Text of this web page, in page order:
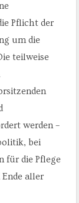
Pflicht der
um die
teilweise
werden –
bei
für die Pflege
aller